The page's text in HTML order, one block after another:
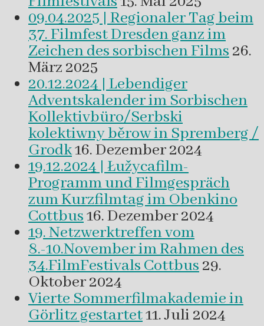
09.04.2025 | Regionaler Tag beim
37. Filmfest Dresden ganz im
Zeichen des sorbischen Films26.
März 2025
20.12.2024 | Lebendiger
Adventskalender im Sorbischen
Kollektivbüro/Serbski
kolektiwny běrow in Spremberg /
Grodk16. Dezember 2024
19.12.2024 | Łužycafilm-
Programm und Filmgespräch
zum Kurzfilmtag im Obenkino
Cottbus16. Dezember 2024
19. Netzwerktreffen vom
8.-10.November im Rahmen des
34.FilmFestivals Cottbus29.
Oktober 2024
Vierte Sommerfilmakademie in
Görlitz gestartet11. Juli 2024